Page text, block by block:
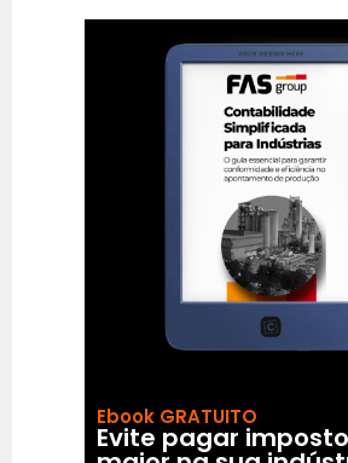
Ebook GRATUITO
Evite pagar